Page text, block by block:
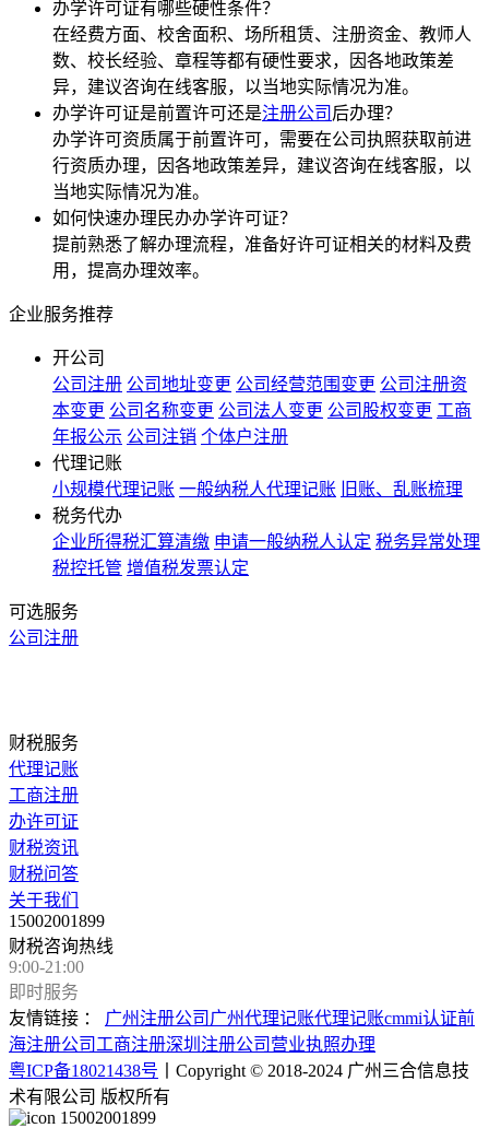
办学许可证有哪些硬性条件？
在经费方面、校舍面积、场所租赁、注册资金、教师人
数、校长经验、章程等都有硬性要求，因各地政策差
异，建议咨询在线客服，以当地实际情况为准。
办学许可证是前置许可还是注册公司 后办理？
办学许可资质属于前置许可，需要在公司执照获取前进
行资质办理，因各地政策差异，建议咨询在线客服，以
当地实际情况为准。
如何快速办理民办办学许可证？
提前熟悉了解办理流程，准备好许可证相关的材料及费
用，提高办理效率。
企业服务推荐
开公司
公司注册 公司地址变更 公司经营范围变更 公司注册资
本变更 公司名称变更 公司法人变更 公司股权变更 工商
年报公示 公司注销 个体户注册
代理记账
小规模代理记账 一般纳税人代理记账 旧账、乱账梳理
税务代办
企业所得税汇算清缴 申请一般纳税人认定 税务异常处理
税控托管 增值税发票认定
可选服务
公司注册
财税服务
代理记账
工商注册
办许可证
财税资讯
财税问答
关于我们
15002001899
财税咨询热线
9:00-21:00
即时服务
友情链接 ：
广州注册公司 广州代理记账代理记账cmmi认证前
海注册公司 工商注册深圳注册公司 营业执照办理
粤ICP备18021438号 丨Copyright © 2018-2024 广州三合信息技
术有限公司 版权所有
15002001899